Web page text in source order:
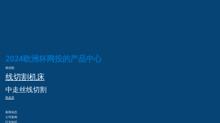
2024欧洲杯网投的产品中心
线切割
线切割机床
中走丝线切割
快走丝
新闻动态
公司新闻
行业知识